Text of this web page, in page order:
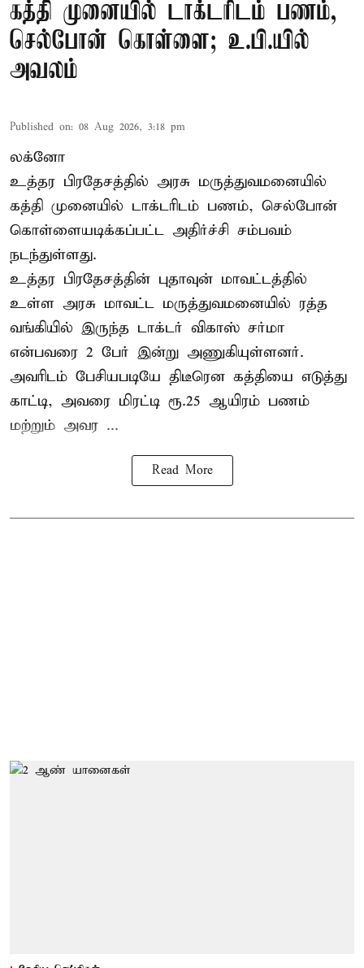
கத்தி முனையில் டாக்டரிடம் பணம்,
செல்போன் கொள்ளை; உ.பி.யில்
அவலம்
Published on: 08 Aug 2026, 3:18 pm
லக்னோ
உத்தர பிரதேசத்தில் அரசு மருத்துவமனையில்
கத்தி முனையில் டாக்டரிடம் பணம், செல்போன்
கொள்ளையடிக்கப்பட்ட அதிர்ச்சி சம்பவம்
நடந்துள்ளது.
உத்தர பிரதேசத்தின் புதாவுன் மாவட்டத்தில்
உள்ள அரசு மாவட்ட மருத்துவமனையில் ரத்த
வங்கியில் இருந்த டாக்டர் விகாஸ் சர்மா
என்பவரை 2 பேர் இன்று அணுகியுள்ளனர்.
அவரிடம் பேசியபடியே திடீரென கத்தியை எடுத்து
காட்டி, அவரை மிரட்டி ரூ.25 ஆயிரம் பணம்
மற்றும் அவர ...
Read More